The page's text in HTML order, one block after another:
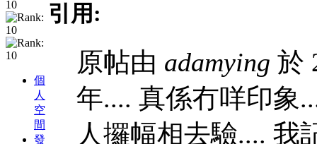
個
人
空
間
發
引用:
原帖由 adamying 於
年.... 真係冇咩印象
人攞幅相去驗.... 我